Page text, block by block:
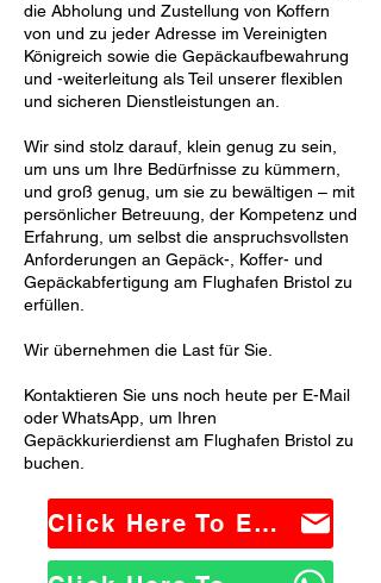
die Abholung und Zustellung von Koffern
von und zu jeder Adresse im Vereinigten
Königreich sowie die Gepäckaufbewahrung
und -weiterleitung als Teil unserer flexiblen
und sicheren Dienstleistungen an.
Wir sind stolz darauf, klein genug zu sein,
um uns um Ihre Bedürfnisse zu kümmern,
und groß genug, um sie zu bewältigen – mit
persönlicher Betreuung, der Kompetenz und
Erfahrung, um selbst die anspruchsvollsten
Anforderungen an Gepäck-, Koffer- und
Gepäckabfertigung am Flughafen Bristol zu
erfüllen.
Wir übernehmen die Last für Sie.
Kontaktieren Sie uns noch heute per E-Mail
oder WhatsApp, um Ihren
Gepäckkurierdienst am Flughafen Bristol zu
buchen.
Click Here To Email Us